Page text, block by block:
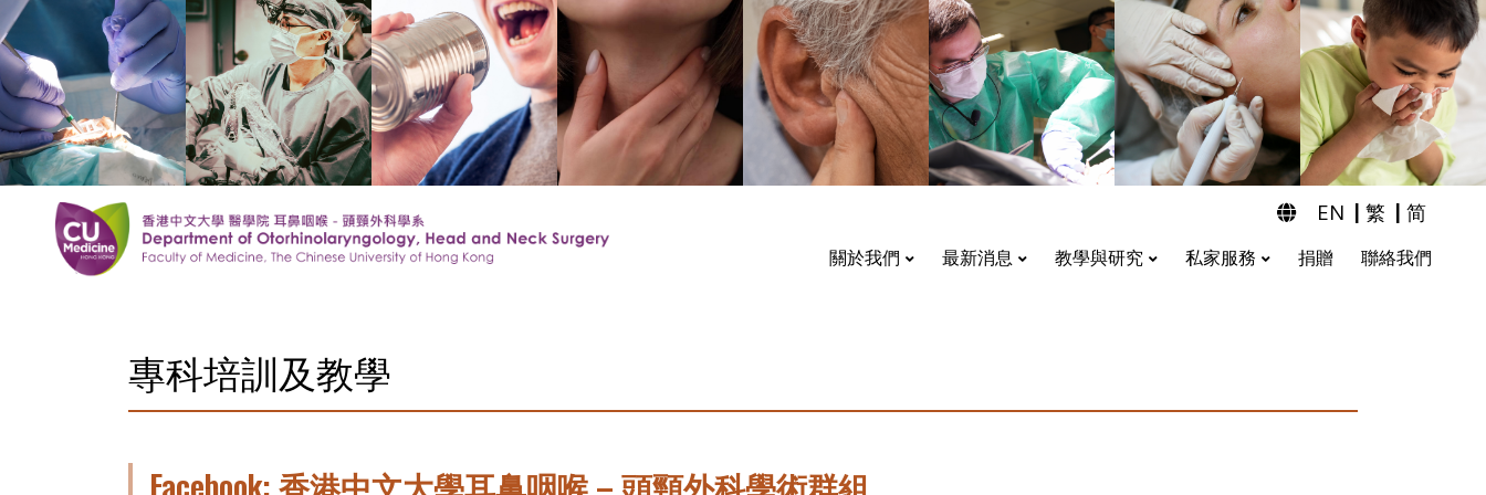
EN | 繁 | 简
關於我們 最新消息 教學與研究 私家服務 捐贈 聯絡我們
專科培訓及教學
Facebook: 香港中文大學耳鼻咽喉 – 頭頸外科學術群組